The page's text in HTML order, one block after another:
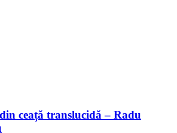
ceață translucidă – Radu